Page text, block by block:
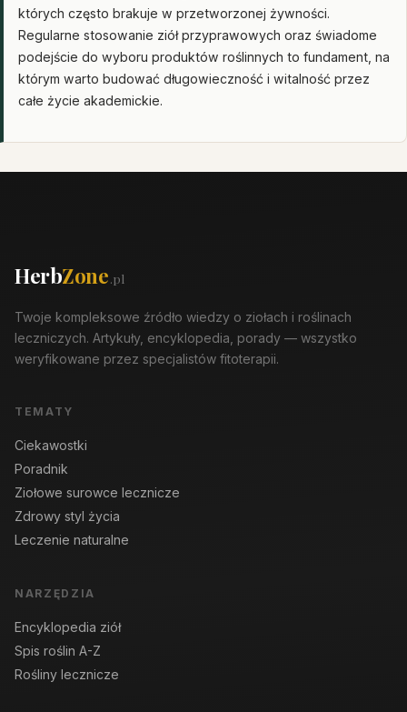
których często brakuje w przetworzonej żywności.
Regularne stosowanie ziół przyprawowych oraz świadome
podejście do wyboru produktów roślinnych to fundament, na
którym warto budować długowieczność i witalność przez
całe życie akademickie.
HerbZone.pl
Twoje kompleksowe źródło wiedzy o ziołach i roślinach
leczniczych. Artykuły, encyklopedia, porady — wszystko
weryfikowane przez specjalistów fitoterapii.
TEMATY
Ciekawostki
Poradnik
Ziołowe surowce lecznicze
Zdrowy styl życia
Leczenie naturalne
NARZĘDZIA
Encyklopedia ziół
Spis roślin A-Z
Rośliny lecznicze